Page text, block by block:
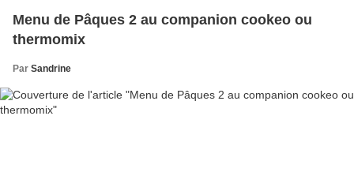
Menu de Pâques 2 au companion cookeo ou
thermomix
Par Sandrine